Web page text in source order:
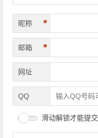
昵称 *
邮箱 *
网址
QQ
滑动解锁才能提交